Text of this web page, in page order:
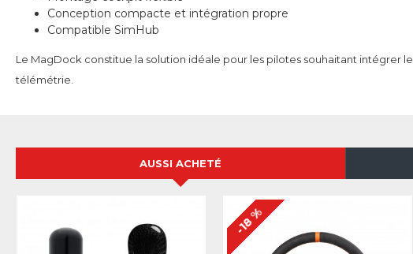
Conception compacte et intégration propre
Compatible SimHub
Le MagDock constitue la solution idéale pour les pilotes souhaitant intégrer le
télémétrie.
AUSSI ACHETÉ
-18 %